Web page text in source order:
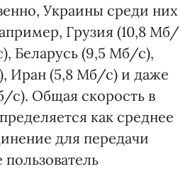
Украины среди них
Грузия (10,8 Мб/
Беларусь (9,5 Мб/с),
Иран (5,8 Мб/с) и даже
с). Общая скорость в
как среднее
для передачи